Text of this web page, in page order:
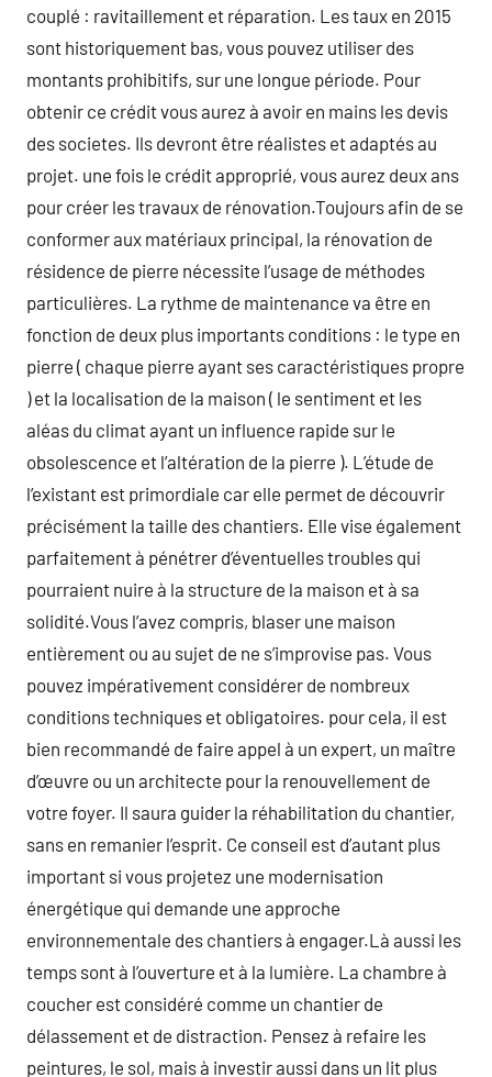
couplé : ravitaillement et réparation. Les taux en 2015
sont historiquement bas, vous pouvez utiliser des
montants prohibitifs, sur une longue période. Pour
obtenir ce crédit vous aurez à avoir en mains les devis
des societes. Ils devront être réalistes et adaptés au
projet. une fois le crédit approprié, vous aurez deux ans
pour créer les travaux de rénovation.Toujours afin de se
conformer aux matériaux principal, la rénovation de
résidence de pierre nécessite l’usage de méthodes
particulières. La rythme de maintenance va être en
fonction de deux plus importants conditions : le type en
pierre ( chaque pierre ayant ses caractéristiques propre
) et la localisation de la maison ( le sentiment et les
aléas du climat ayant un influence rapide sur le
obsolescence et l’altération de la pierre ). L’étude de
l’existant est primordiale car elle permet de découvrir
précisément la taille des chantiers. Elle vise également
parfaitement à pénétrer d’éventuelles troubles qui
pourraient nuire à la structure de la maison et à sa
solidité.Vous l’avez compris, blaser une maison
entièrement ou au sujet de ne s’improvise pas. Vous
pouvez impérativement considérer de nombreux
conditions techniques et obligatoires. pour cela, il est
bien recommandé de faire appel à un expert, un maître
d’œuvre ou un architecte pour la renouvellement de
votre foyer. Il saura guider la réhabilitation du chantier,
sans en remanier l’esprit. Ce conseil est d’autant plus
important si vous projetez une modernisation
énergétique qui demande une approche
environnementale des chantiers à engager.Là aussi les
temps sont à l’ouverture et à la lumière. La chambre à
coucher est considéré comme un chantier de
délassement et de distraction. Pensez à refaire les
peintures, le sol, mais à investir aussi dans un lit plus